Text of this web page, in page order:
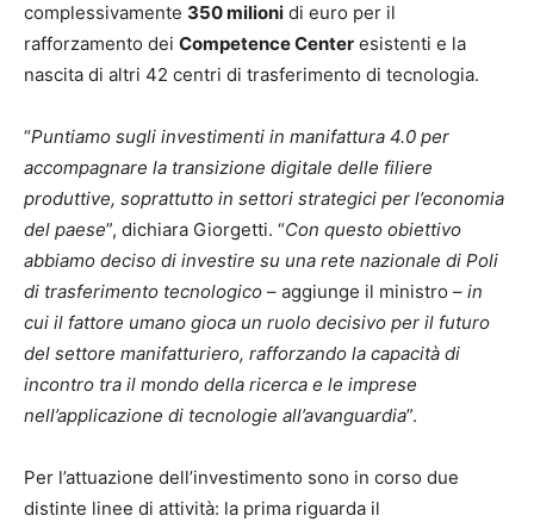
complessivamente 350 milioni di euro per il
rafforzamento dei Competence Center esistenti e la
nascita di altri 42 centri di trasferimento di tecnologia.
“Puntiamo sugli investimenti in manifattura 4.0 per
accompagnare la transizione digitale delle filiere
produttive, soprattutto in settori strategici per l’economia
del paese”, dichiara Giorgetti. “Con questo obiettivo
abbiamo deciso di investire su una rete nazionale di Poli
di trasferimento tecnologico – aggiunge il ministro – in
cui il fattore umano gioca un ruolo decisivo per il futuro
del settore manifatturiero, rafforzando la capacità di
incontro tra il mondo della ricerca e le imprese
nell’applicazione di tecnologie all’avanguardia”.
Per l’attuazione dell’investimento sono in corso due
distinte linee di attività: la prima riguarda il